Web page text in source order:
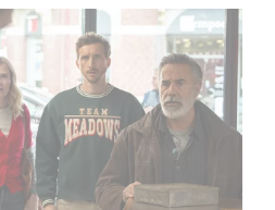
Baptiste Lecaplain et José